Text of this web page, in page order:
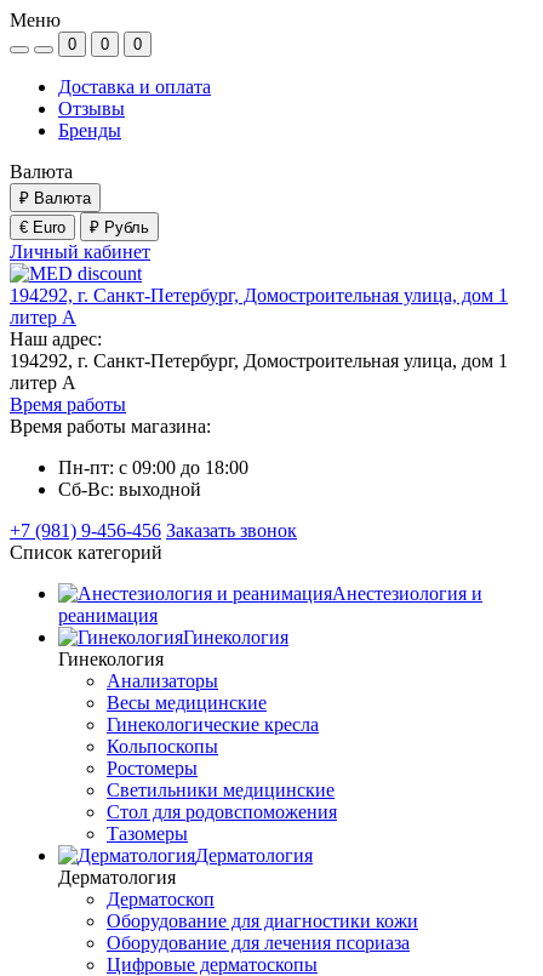
Меню
0 0 0
Доставка и оплата
Отзывы
Бренды
Валюта
₽ Валюта
€ Euro
₽ Рубль
Личный кабинет
194292, г. Санкт-Петербург, Домостроительная улица, дом 1
литер А
Наш адрес:
194292, г. Санкт-Петербург, Домостроительная улица, дом 1
литер А
Время работы
Время работы магазина:
Пн-пт: с 09:00 до 18:00
Сб-Вс: выходной
+7 (981) 9-456-456 Заказать звонок
Список категорий
Анестезиология и
реанимация
Гинекология
Гинекология
Анализаторы
Весы медицинские
Гинекологические кресла
Кольпоскопы
Ростомеры
Светильники медицинские
Стол для родовспоможения
Тазомеры
Дерматология
Дерматология
Дерматоскоп
Оборудование для диагностики кожи
Оборудование для лечения псориаза
Цифровые дерматоскопы